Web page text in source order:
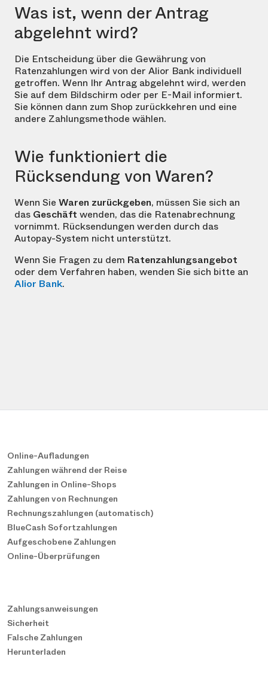
Was ist, wenn der Antrag
abgelehnt wird?
Die Entscheidung über die Gewährung von
Ratenzahlungen wird von der Alior Bank individuell
getroffen. Wenn Ihr Antrag abgelehnt wird, werden
Sie auf dem Bildschirm oder per E-Mail informiert.
Sie können dann zum Shop zurückkehren und eine
andere Zahlungsmethode wählen.
Wie funktioniert die
Rücksendung von Waren?
Wenn Sie Waren zurückgeben, müssen Sie sich an
das Geschäft wenden, das die Ratenabrechnung
vornimmt. Rücksendungen werden durch das
Autopay-System nicht unterstützt.
Wenn Sie Fragen zu dem Ratenzahlungsangebot
oder dem Verfahren haben, wenden Sie sich bitte an
Alior Bank.
Online-Aufladungen
Zahlungen während der Reise
Zahlungen in Online-Shops
Zahlungen von Rechnungen
Rechnungszahlungen (automatisch)
BlueCash Sofortzahlungen
Aufgeschobene Zahlungen
Online-Überprüfungen
Zahlungsanweisungen
Sicherheit
Falsche Zahlungen
Herunterladen